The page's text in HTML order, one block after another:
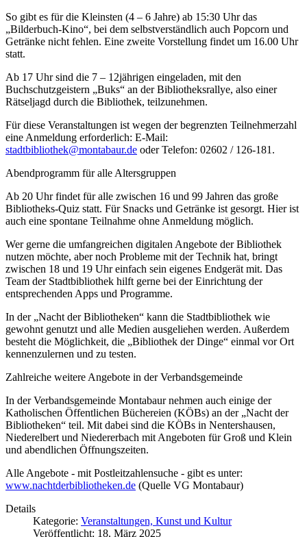
So gibt es für die Kleinsten (4 – 6 Jahre) ab 15:30 Uhr das
„Bilderbuch-Kino“, bei dem selbstverständlich auch Popcorn und
Getränke nicht fehlen. Eine zweite Vorstellung findet um 16.00 Uhr
statt.
Ab 17 Uhr sind die 7 – 12jährigen eingeladen, mit den
Buchschutzgeistern „Buks“ an der Bibliotheksrallye, also einer
Rätseljagd durch die Bibliothek, teilzunehmen.
Für diese Veranstaltungen ist wegen der begrenzten Teilnehmerzahl
eine Anmeldung erforderlich: E-Mail:
stadtbibliothek@montabaur.de oder Telefon: 02602 / 126-181.
Abendprogramm für alle Altersgruppen
Ab 20 Uhr findet für alle zwischen 16 und 99 Jahren das große
Bibliotheks-Quiz statt. Für Snacks und Getränke ist gesorgt. Hier ist
auch eine spontane Teilnahme ohne Anmeldung möglich.
Wer gerne die umfangreichen digitalen Angebote der Bibliothek
nutzen möchte, aber noch Probleme mit der Technik hat, bringt
zwischen 18 und 19 Uhr einfach sein eigenes Endgerät mit. Das
Team der Stadtbibliothek hilft gerne bei der Einrichtung der
entsprechenden Apps und Programme.
In der „Nacht der Bibliotheken“ kann die Stadtbibliothek wie
gewohnt genutzt und alle Medien ausgeliehen werden. Außerdem
besteht die Möglichkeit, die „Bibliothek der Dinge“ einmal vor Ort
kennenzulernen und zu testen.
Zahlreiche weitere Angebote in der Verbandsgemeinde
In der Verbandsgemeinde Montabaur nehmen auch einige der
Katholischen Öffentlichen Büchereien (KÖBs) an der „Nacht der
Bibliotheken“ teil. Mit dabei sind die KÖBs in Nentershausen,
Niederelbert und Niedererbach mit Angeboten für Groß und Klein
und abendlichen Öffnungszeiten.
Alle Angebote - mit Postleitzahlensuche - gibt es unter:
www.nachtderbibliotheken.de (Quelle VG Montabaur)
Details
Kategorie: Veranstaltungen, Kunst und Kultur
Veröffentlicht: 18. März 2025